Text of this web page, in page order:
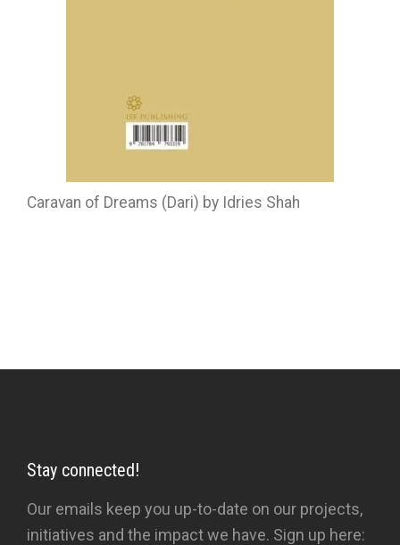
Caravan of Dreams (Dari) by Idries Shah
Stay connected!
Our emails keep you up-to-date on our projects,
initiatives and the impact we have. Sign up here: